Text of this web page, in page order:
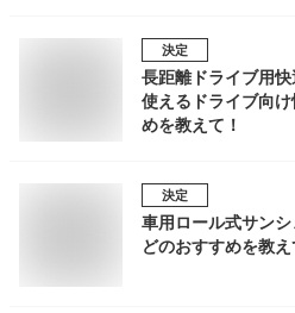
決定
長距離ドライブ用
使えるドライブ向
めを教えて！
決定
車用ロール式サン
どのおすすめを教え